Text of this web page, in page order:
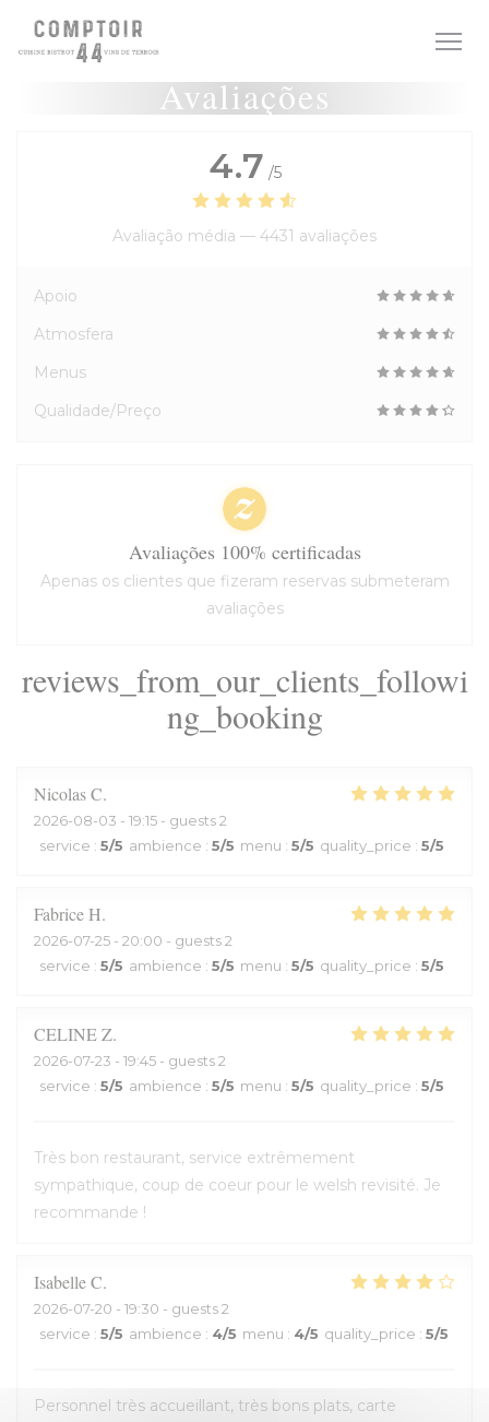
Painel de Gerenciamento de Cookies
Avaliações
reviews_from_our_clients_followi
ng_booking
NicolasC
2026-08-03 - 19:15 - guests 2
service : 5/5 ambience : 5/5 menu : 5/5 quality_price : 5/5
FabriceH
2026-07-25 - 20:00 - guests 2
service : 5/5 ambience : 5/5 menu : 5/5 quality_price : 5/5
CELINEZ
2026-07-23 - 19:45 - guests 2
service : 5/5 ambience : 5/5 menu : 5/5 quality_price : 5/5
Très bon restaurant, service extrêmement
sympathique, coup de coeur pour le welsh revisité. Je
recommande !
IsabelleC
2026-07-20 - 19:30 - guests 2
service : 5/5 ambience : 4/5 menu : 4/5 quality_price : 5/5
Personnel très accueillant, très bons plats, carte
4.7 /5
Avaliação média — 4431 avaliações
Apoio
Atmosfera
Menus
Qualidade/Preço
Avaliações 100% certificadas
Apenas os clientes que fizeram reservas submeteram
avaliações